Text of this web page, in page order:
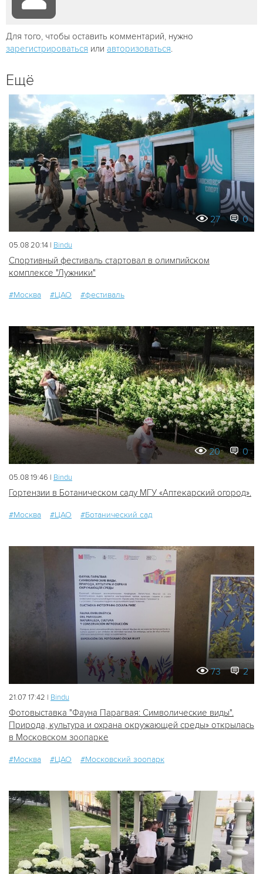
Для того, чтобы оставить комментарий, нужно
зарегистрироваться или авторизоваться
Ещё
27 0
05.08 20:14 | Bindu
Спортивный фестиваль стартовал в олимпийском
комплексе "Лужники"
#Москва #ЦАО #фестиваль
20 0
05.08 19:46 | Bindu
Гортензии в Ботаническом саду МГУ «Аптекарский огород».
#Москва #ЦАО #Ботанический сад
73 2
21.07 17:42 | Bindu
Фотовыставка "Фауна Парагвая: Символические виды".
Природа, культура и охрана окружающей среды» открылась
в Московском зоопарке
#Москва #ЦАО #Московский зоопарк